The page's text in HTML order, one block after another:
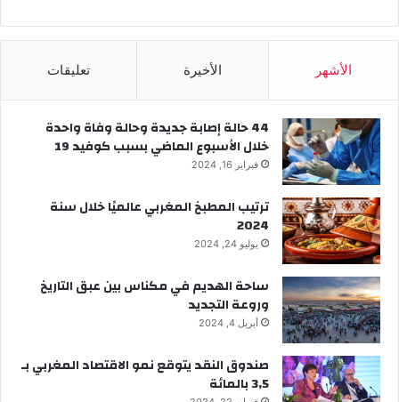
الأشهر الأخيرة تعليقات
44 حالة إصابة جديدة وحالة وفاة واحدة
خلال الأسبوع الماضي بسبب كوفيد 19
فبراير 16, 2024
ترتيب المطبخ المغربي عالميًا خلال سنة
2024
يوليو 24, 2024
ساحة الهديم في مكناس بين عبق التاريخ
وروعة التجديد
أبريل 4, 2024
صندوق النقد يتوقع نمو الاقتصاد المغربي بـ
3,5 بالمائة